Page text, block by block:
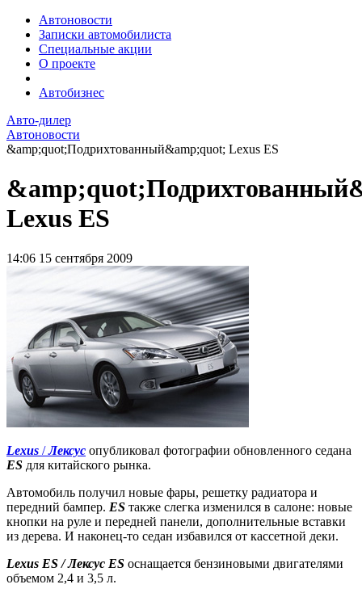
Автоновости
Записки автомобилиста
Специальные акции
О проекте
Автобизнес
Авто-дилер
Автоновости
&amp;quot;Подрихтованный&amp;quot; Lexus ES
Lexus ES
14:06 15 сентября 2009
Lexus /Лексус опубликовал фотографии обновленного седана
ES для китайского рынка.
Автомобиль получил новые фары, решетку радиатора и
передний бампер. ES также слегка изменился в салоне: новые
кнопки на руле и передней панели, дополнительные вставки
из дерева. И наконец-то седан избавился от кассетной деки.
Lexus ES / Лексус ES оснащается бензиновыми двигателями
объемом 2,4 и 3,5 л.